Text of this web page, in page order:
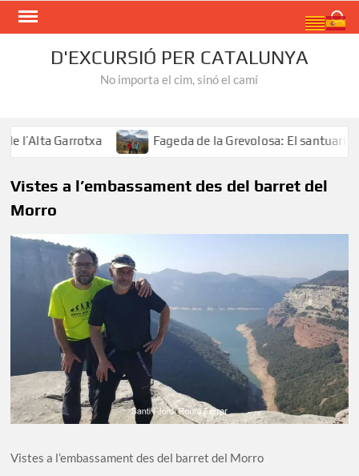
Skip
D'EXCURSIÓ PER CATALUNYA
No importa el cim, sinó el camí
Garrotxa Fageda de la Grevolosa: El santuari dels
Vistes a l’embassament des del barret del
Morro
Vistes a l’embassament des del barret del Morro